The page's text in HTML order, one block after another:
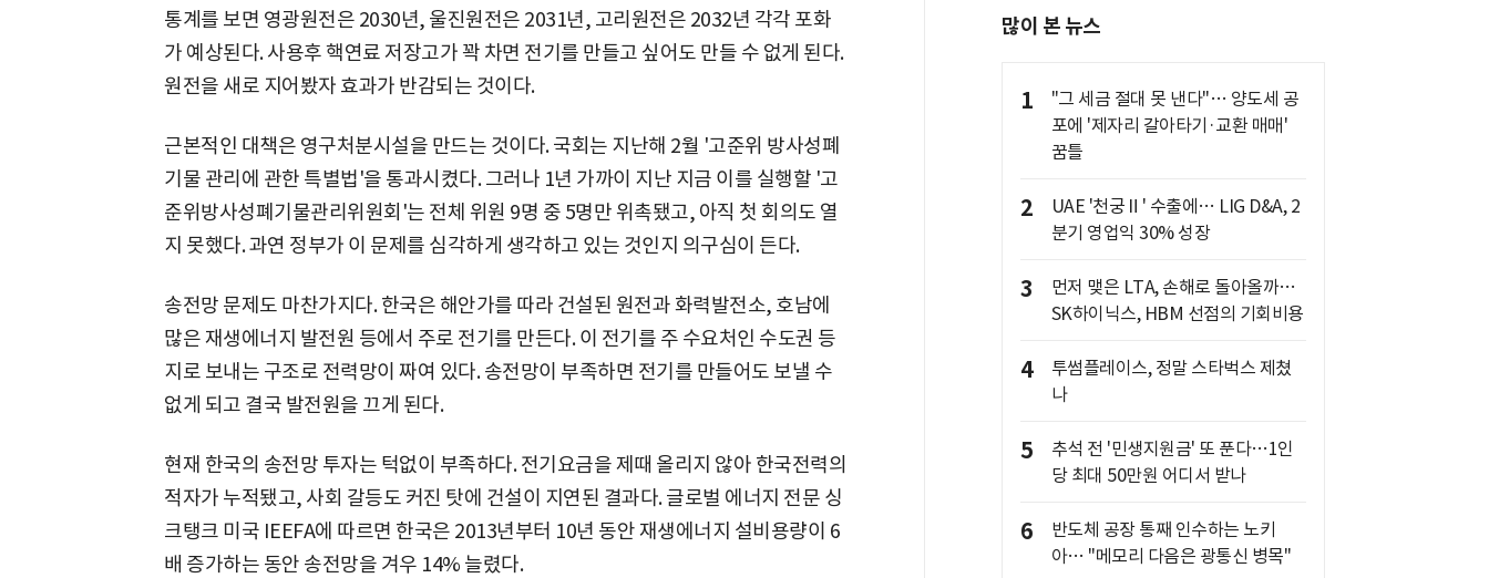
통계를 보면 영광원전은 2030년, 울진원전은 2031년, 고리원전은 2032년 각각 포화
가 예상된다. 사용후 핵연료 저장고가 꽉 차면 전기를 만들고 싶어도 만들 수 없게 된다.
원전을 새로 지어봤자 효과가 반감되는 것이다.
근본적인 대책은 영구처분시설을 만드는 것이다. 국회는 지난해 2월 '고준위 방사성폐
기물 관리에 관한 특별법'을 통과시켰다. 그러나 1년 가까이 지난 지금 이를 실행할 '고
준위방사성폐기물관리위원회'는 전체 위원 9명 중 5명만 위촉됐고, 아직 첫 회의도 열
지 못했다. 과연 정부가 이 문제를 심각하게 생각하고 있는 것인지 의구심이 든다.
송전망 문제도 마찬가지다. 한국은 해안가를 따라 건설된 원전과 화력발전소, 호남에
많은 재생에너지 발전원 등에서 주로 전기를 만든다. 이 전기를 주 수요처인 수도권 등
지로 보내는 구조로 전력망이 짜여 있다. 송전망이 부족하면 전기를 만들어도 보낼 수
없게 되고 결국 발전원을 끄게 된다.
현재 한국의 송전망 투자는 턱없이 부족하다. 전기요금을 제때 올리지 않아 한국전력의
적자가 누적됐고, 사회 갈등도 커진 탓에 건설이 지연된 결과다. 글로벌 에너지 전문 싱
크탱크 미국 IEEFA에 따르면 한국은 2013년부터 10년 동안 재생에너지 설비용량이 6
배 증가하는 동안 송전망을 겨우 14% 늘렸다.
많이 본 뉴스
1
"그 세금 절대 못 낸다"… 양도세 공
포에 '제자리 갈아타기·교환 매매'
꿈틀
2
UAE '천궁Ⅱ' 수출에… LIG D&A, 2
분기 영업익 30% 성장
3
먼저 맺은 LTA, 손해로 돌아올까…
SK하이닉스, HBM 선점의 기회비용
4
투썸플레이스, 정말 스타벅스 제쳤
나
5
추석 전 '민생지원금' 또 푼다…1인
당 최대 50만원 어디서 받나
6
반도체 공장 통째 인수하는 노키
아… "메모리 다음은 광통신 병목"